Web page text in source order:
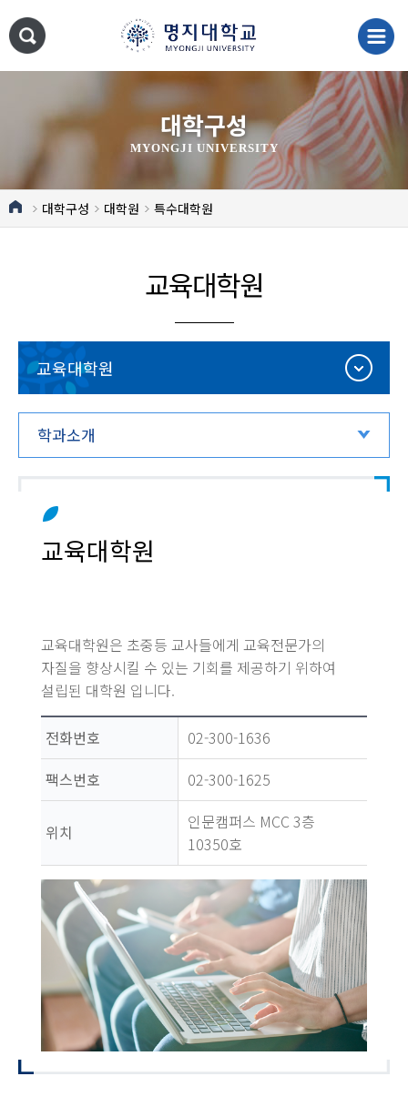
대학구성
MYONGJI UNIVERSITY
대학구성 대학원 특수대학원
교육대학원
교육대학원
학과소개
교육대학원
교육대학원은 초중등 교사들에게 교육전문가의
자질을 향상시킬 수 있는 기회를 제공하기 위하여
설립된 대학원 입니다.
전화번호
02-300-1636
팩스번호
02-300-1625
위치
인문캠퍼스 MCC 3층
10350호